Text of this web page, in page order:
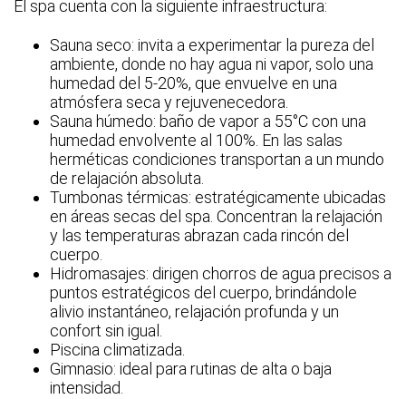
El spa cuenta con la siguiente infraestructura:
Sauna seco: invita a experimentar la pureza del
ambiente, donde no hay agua ni vapor, solo una
humedad del 5-20%, que envuelve en una
atmósfera seca y rejuvenecedora.
Sauna húmedo: baño de vapor a 55°C con una
humedad envolvente al 100%. En las salas
herméticas condiciones transportan a un mundo
de relajación absoluta.
Tumbonas térmicas: estratégicamente ubicadas
en áreas secas del spa. Concentran la relajación
y las temperaturas abrazan cada rincón del
cuerpo.
Hidromasajes: dirigen chorros de agua precisos a
puntos estratégicos del cuerpo, brindándole
alivio instantáneo, relajación profunda y un
confort sin igual.
Piscina climatizada.
Gimnasio: ideal para rutinas de alta o baja
intensidad.